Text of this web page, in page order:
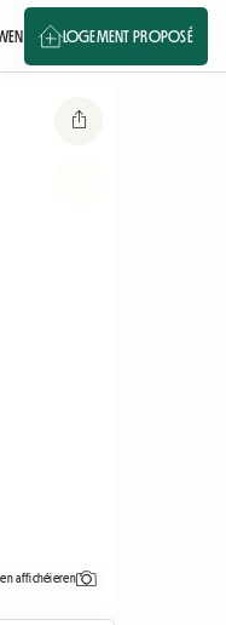
LOGEMENT PROPOSÉ
affichéieren